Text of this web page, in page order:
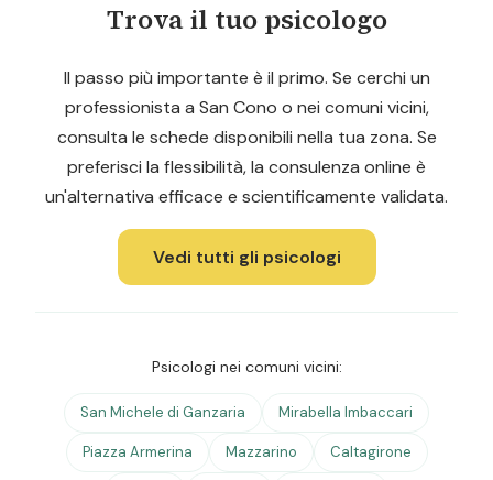
Trova il tuo psicologo
Il passo più importante è il primo. Se cerchi un
professionista a San Cono o nei comuni vicini,
consulta le schede disponibili nella tua zona. Se
preferisci la flessibilità, la consulenza online è
un'alternativa efficace e scientificamente validata.
Vedi tutti gli psicologi
Psicologi nei comuni vicini:
San Michele di Ganzaria Mirabella Imbaccari
Piazza Armerina Mazzarino Caltagirone